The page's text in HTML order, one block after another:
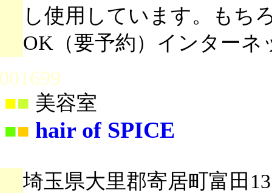
し使用しています。もち
OK（要予約）インターネ
■ 美容室
■■ hair of SPICE
埼玉県大里郡寄居町富田